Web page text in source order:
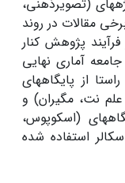
(تصویرذهنی،
مقالات در روند
پژوهش کنار
در نهایت 57 مقاله جامعه آماری نهایی
از پایگاه­های
علم نت، مگیران) و
های (اسکوپوس،
استفاده شده